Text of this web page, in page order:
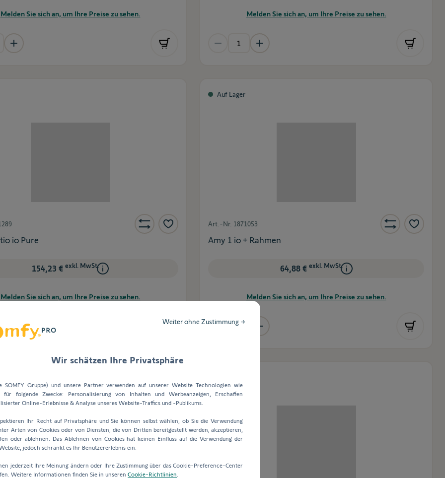
Melden Sie sich an, um Ihre Preise zu sehen. Melden Sie sich an, um Ihre Preise zu sehen.
io Pure
154,23 € exkl. MwSt.
Melden Sie sich an, um Ihre Preise zu sehen.
Auf Lager
Art.-Nr. 1871053
Amy 1 io + Rahmen
64,88 € exkl. MwSt.
Melden Sie sich an, um Ihre Preise zu sehen.
Wir schätzen Ihre Privatsphäre
SOMFY Gruppe) und unsere Partner verwenden auf unserer Website Technologien wie
für folgende Zwecke: Personalisierung von Inhalten und Werbeanzeigen, Erschaffen
Online-Erlebnisse & Analyse unseres Website-Traffics und -Publikums.
Ihr Recht auf Privatsphäre und Sie können selbst wählen, ob Sie die Verwendung
Arten von Cookies oder von Diensten, die von Dritten bereitgestellt werden, akzeptieren,
oder ablehnen. Das Ablehnen von Cookies hat keinen Einfluss auf die Verwendung der
jedoch schränkt es Ihr Benutzererlebnis ein.
jederzeit Ihre Meinung ändern oder Ihre Zustimmung über das Cookie-Preference-Center
Weitere Informationen finden Sie in unseren Cookie-Richtlinien
Weiter ohne Zustimmung →